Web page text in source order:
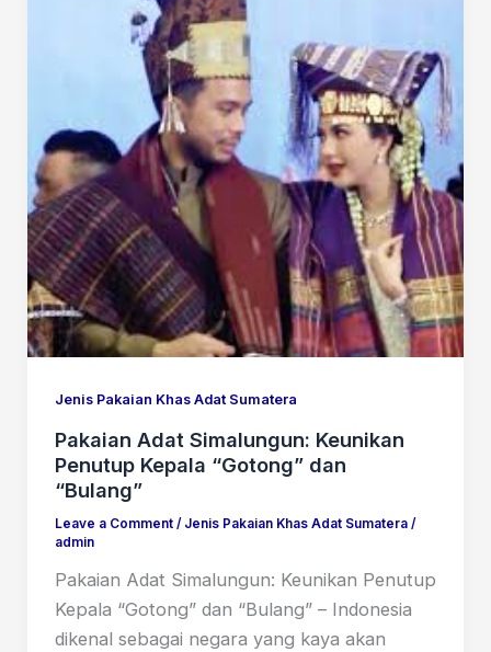
Jenis Pakaian Khas Adat Sumatera
Pakaian Adat Simalungun: Keunikan
Penutup Kepala “Gotong” dan
“Bulang”
Leave a Comment / Jenis Pakaian Khas Adat Sumatera/
admin
Pakaian Adat Simalungun: Keunikan Penutup
Kepala “Gotong” dan “Bulang” – Indonesia
dikenal sebagai negara yang kaya akan